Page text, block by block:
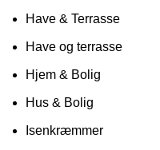
Have & Terrasse
Have og terrasse
Hjem & Bolig
Hus & Bolig
Isenkræmmer